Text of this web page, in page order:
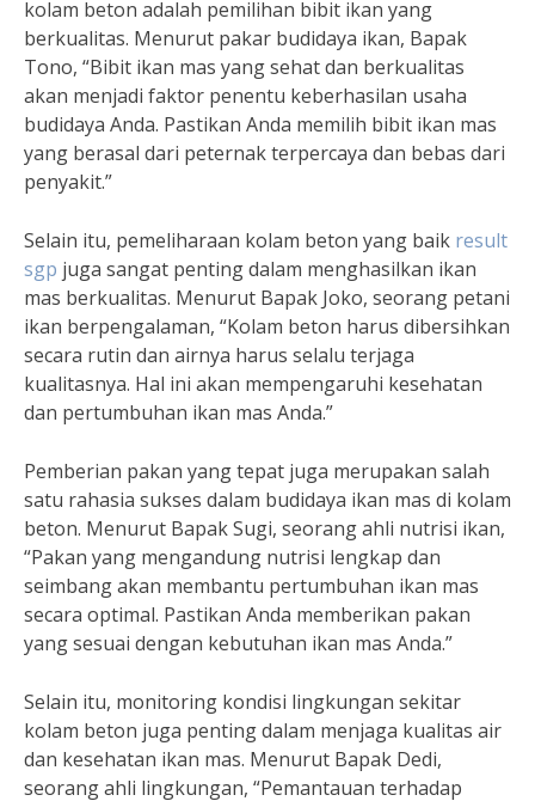
kolam beton adalah pemilihan bibit ikan yang
berkualitas. Menurut pakar budidaya ikan, Bapak
Tono, “Bibit ikan mas yang sehat dan berkualitas
akan menjadi faktor penentu keberhasilan usaha
budidaya Anda. Pastikan Anda memilih bibit ikan mas
yang berasal dari peternak terpercaya dan bebas dari
penyakit.”
Selain itu, pemeliharaan kolam beton yang baik result
sgp juga sangat penting dalam menghasilkan ikan
mas berkualitas. Menurut Bapak Joko, seorang petani
ikan berpengalaman, “Kolam beton harus dibersihkan
secara rutin dan airnya harus selalu terjaga
kualitasnya. Hal ini akan mempengaruhi kesehatan
dan pertumbuhan ikan mas Anda.”
Pemberian pakan yang tepat juga merupakan salah
satu rahasia sukses dalam budidaya ikan mas di kolam
beton. Menurut Bapak Sugi, seorang ahli nutrisi ikan,
“Pakan yang mengandung nutrisi lengkap dan
seimbang akan membantu pertumbuhan ikan mas
secara optimal. Pastikan Anda memberikan pakan
yang sesuai dengan kebutuhan ikan mas Anda.”
Selain itu, monitoring kondisi lingkungan sekitar
kolam beton juga penting dalam menjaga kualitas air
dan kesehatan ikan mas. Menurut Bapak Dedi,
seorang ahli lingkungan, “Pemantauan terhadap